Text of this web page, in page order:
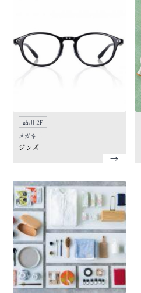
品川 2F
メガネ
ジンズ